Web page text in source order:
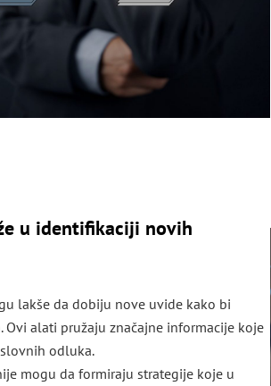
u identifikaciji novih
lakše da dobiju nove uvide kako bi
alati pružaju značajne informacije koje
odluka.
mogu da formiraju strategije koje u